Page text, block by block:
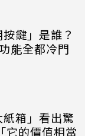
鍵」是誰？
能全都冷門
箱」看出驚
它的價值相當